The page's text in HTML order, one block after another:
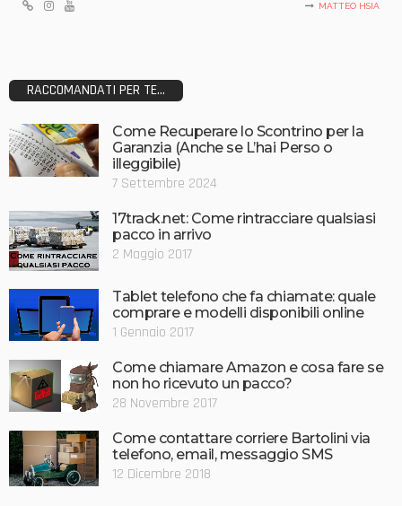
MATTEO HSIA
RACCOMANDATI PER TE...
Come Recuperare lo Scontrino per la
Garanzia (Anche se L’hai Perso o
illeggibile)
7 Settembre 2024
17track.net: Come rintracciare qualsiasi
pacco in arrivo
2 Maggio 2017
Tablet telefono che fa chiamate: quale
comprare e modelli disponibili online
1 Gennaio 2017
Come chiamare Amazon e cosa fare se
non ho ricevuto un pacco?
28 Novembre 2017
Come contattare corriere Bartolini via
telefono, email, messaggio SMS
12 Dicembre 2018